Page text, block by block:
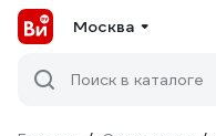
Москва
Поиск в каталоге